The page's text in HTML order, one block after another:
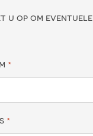
u op om eventuele
*
*